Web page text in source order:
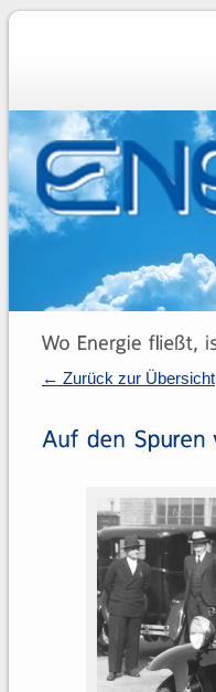
← Zurück zur Übersicht